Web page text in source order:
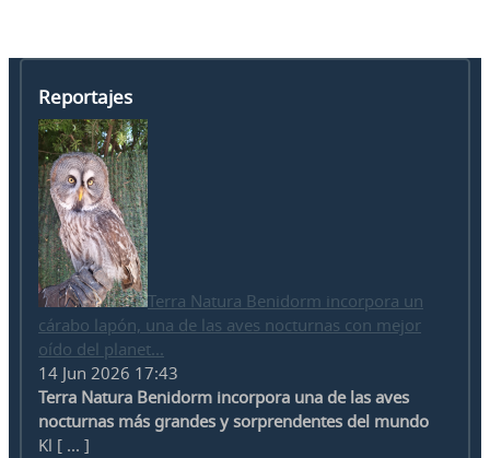
Reportajes
Terra Natura Benidorm incorpora un
cárabo lapón, una de las aves nocturnas con mejor
oído del planet...
14 Jun 2026 17:43
Terra Natura Benidorm incorpora una de las aves
nocturnas más grandes y sorprendentes del mundo
Kl [ ... ]